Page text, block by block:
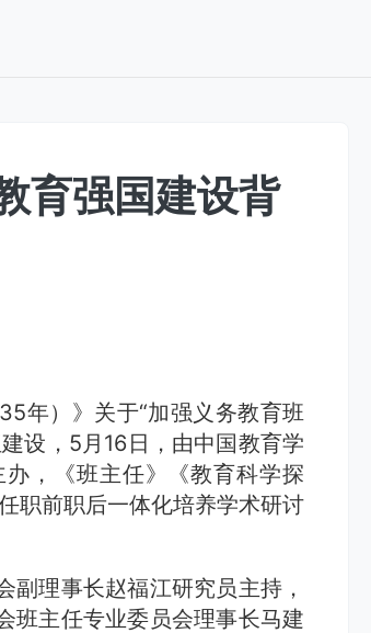
育强国建设背
年）》关于“加强义务教育班
设，5月16日，由中国教育学
，《班主任》《教育科学探
职前职后一体化培养学术研讨
理事长赵福江研究员主持，
班主任专业委员会理事长马建